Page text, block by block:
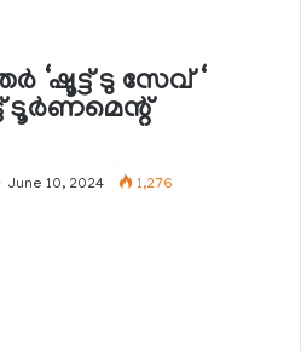
ടു സേവ് ‘
ടൂര്‍ണമെന്റ്
June 10, 2024 1,276
WhatsApp